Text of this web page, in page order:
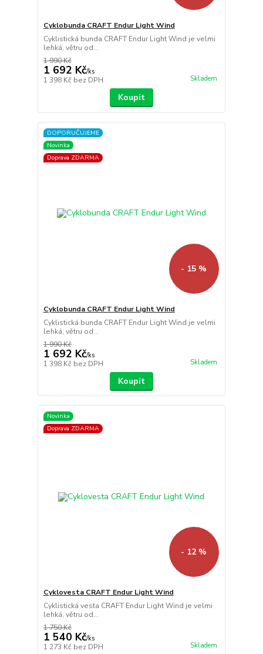
Cyklobunda CRAFT Endur Light Wind
Cyklistická bunda CRAFT Endur Light Wind je velmi
lehká, větru od...
1 990 Kč
1 692 Kč/ks
1 398 Kč bez DPH Skladem
Koupit
DOPORUČUJEME
Novinka
Doprava ZDARMA
- 15 %
Cyklobunda CRAFT Endur Light Wind
Cyklistická bunda CRAFT Endur Light Wind je velmi
lehká, větru od...
1 990 Kč
1 692 Kč/ks
1 398 Kč bez DPH Skladem
Koupit
Novinka
Doprava ZDARMA
- 12 %
Cyklovesta CRAFT Endur Light Wind
Cyklistická vesta CRAFT Endur Light Wind je velmi
lehká, větru od...
1 750 Kč
1 540 Kč/ks
1 273 Kč bez DPH Skladem